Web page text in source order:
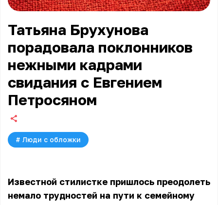
Татьяна Брухунова
порадовала поклонников
нежными кадрами
свидания с Евгением
Петросяном
# Люди с обложки
Известной стилистке пришлось преодолеть
немало трудностей на пути к семейному